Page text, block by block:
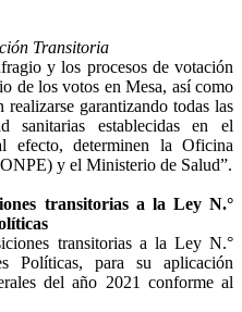
Transitoria
y los procesos de votación
de los votos en Mesa, así como
garantizando todas las
sanitarias establecidas en el
efecto, determinen la Oficina
y el Ministerio de Salud”.
transitorias a la Ley N.°
transitorias a la Ley N.°
Políticas, para su aplicación
del año 2021 conforme al